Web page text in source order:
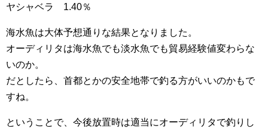
ヤシャベラ 1.40％
海水魚は大体予想通りな結果となりました。
オーディリタは海水魚でも淡水魚でも貿易経験値変わらな
いのか。
だとしたら、首都とかの安全地帯で釣る方がいいのかもで
すね。
ということで、今後放置時は適当にオーディリタで釣りし